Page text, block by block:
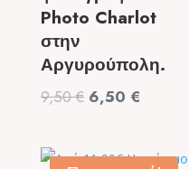
Photo Charlot
στην
Αργυρούπολη.
9,50€ Original
6,50 €